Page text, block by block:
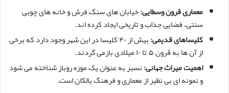
معماری قرون وسطایی:خیابان های سنگ فرش و خانه های چوبی
سنتی، فضایی جذاب و تاریخی ایجاد کرده اند.
کلیساهای قدیمی:
بیش از ۴۰ کلیسا در این شهر وجود دارد که برخی
از آن ها به قرون ۵ تا ۱۰ میلادی بازمی گردند.
اهمیت میراث جهانی:نسبر به عنوان یک موزه روباز شناخته می شود
و نمونه ای بی نظیر از معماری و فرهنگ بالکان است.